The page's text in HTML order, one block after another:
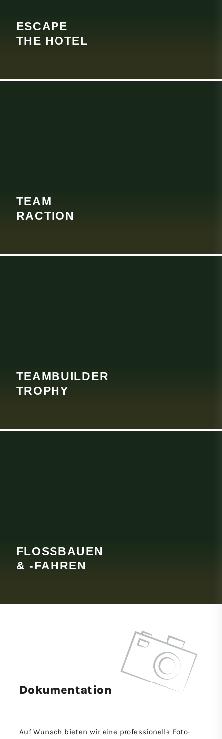
ESCAPE
THE HOTEL
TEAM
RACTION
TEAM BUILDER
TROPHY
FLOSSBAUEN
& -FAHREN
Dokumen­tation
Auf Wunsch bieten wir eine professionelle Foto-